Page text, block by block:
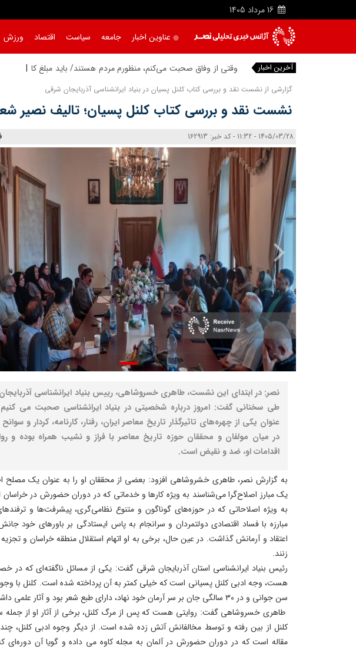
16 مرداد 1405
عناوین اخبار جامعه سیاست اقتصاد ورزش
آخرین اخبار وقتی از وفاق صحبت می‌کنم، منظورم مردم هستند/ باید مبلغ کالابرگ را
گزارشی از نشست نقد و بررسی کتاب کلنل پسیان در بنیاد ایرانشناسی آذربایجان شرقی
نشست نقد و بررسی کتاب کلنل پسیان؛ تالیف نصیر
1405/03/28 - 11:32 - کد خبر: 162913
نصر: در ابتدای این نشست، طاهری خسروشاهی، رییس بنیاد ایرانشناسی
طی سخنانی گفت: امروز درباره شخصیتی در بنیاد ایرانشناسی صحبت می
عنوان یکی از چهره‌های تاثیرگذار تاریخ معاصر ایران، رفتار، کارنامه، کردار و سوانح
در میان مولفان و محققان حوزه تاریخ معاصر با فراز و نشیب همراه بوده و
اقدامات او، ضد و نقیض است.
به گزارش نصر، طاهری خشروشاهی افزود: بعضی از محققان او را به عنوان یک مصلح
یک مبارز اصلاح‌گرا می‌شناسند به ویژه کارها و خدماتی که در دوران حضورش در خراسان
به ویژه اصلاحاتی که در حوزه‌های گوناگون و متنوع نظامی‌گری، پیشرفت‌ها و
مبارزه با فساد اقتصادی دولتمردان و سرانجام به پاس ایستادگی بر باورهای خود
اعتقاد و آرمانش گذاشت. در عین حال، برخی به او اتهام استقلال منطقه خراسان و
زنند.
رئیس بنیاد ایرانشناسی استان آذربایجان شرقی گفت: یکی از مسائل ناگفته‌ای که در
هست، وجه ادبی کلنل پسیانی است که خیلی کمتر به آن پرداخته شده است. کلنل با
سن جوانی و در ۳۰ سالگی جان بر سر آرمان خود نهاد، دارای طبع شعر بود و آثار علمی داشت.
طاهری خسروشاهی گفت: روایتی هست که پس از مرگ کلنل، برخی از آثار او از جمله
کلنل از بین رفته و توسط مخالفانش آتش زده شده است. از دیگر وجوه ادبی کلنل،
مقاله‌ است که در دوران حضورش در آلمان به مجله کاوه می داده و گویا آن دوره‌ای